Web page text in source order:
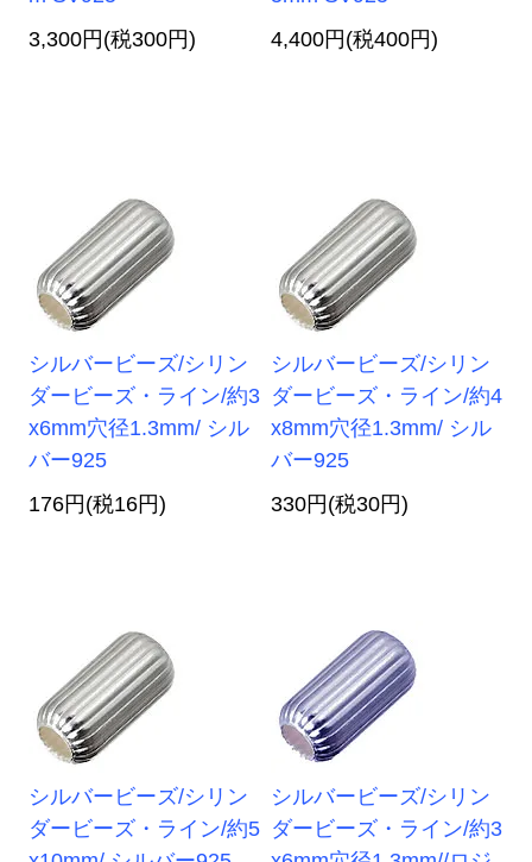
3,300円(税300円)
4,400円(税400円)
シルバービーズ/シリン
ダービーズ・ライン/約3
x6mm穴径1.3mm/ シル
バー925
176円(税16円)
シルバービーズ/シリン
ダービーズ・ライン/約4
x8mm穴径1.3mm/ シル
バー925
330円(税30円)
シルバービーズ/シリン
ダービーズ・ライン/約5
シルバービーズ/シリン
ダービーズ・ライン/約3